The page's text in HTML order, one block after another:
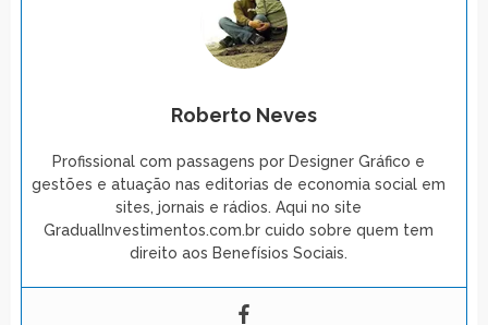
Roberto Neves
Profissional com passagens por Designer Gráfico e
gestões e atuação nas editorias de economia social em
sites, jornais e rádios. Aqui no site
GradualInvestimentos.com.br cuido sobre quem tem
direito aos Benefísios Sociais.